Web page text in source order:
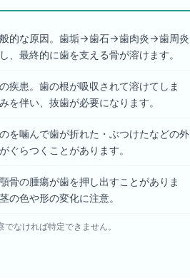
的な原因。歯垢→歯石→歯肉炎→歯周炎
、最終的に歯を支える骨が溶けます。
疾患。歯の根が吸収されて溶けてしま
を伴い、抜歯が必要になります。
を噛んで歯が折れた・ぶつけたなどの外
ぐらつくことがあります。
骨の腫瘍が歯を押し出すことがありま
の色や形の変化に注意。
なければ特定できません。